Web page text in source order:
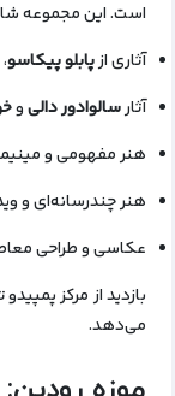
است. این مجموعه
آثاری ازپابلو پیکاسو،
آثارسالوادور دالیو
هنر مفهومی و
هنر چندرسانه‌ای و
عکاسی و طراحی
بازدید از مرکز
می‌دهد.